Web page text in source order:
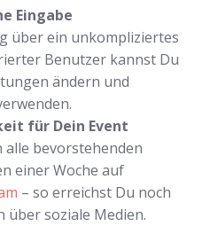
Eingabe
über ein unkompliziertes
Benutzer kannst Du
ändern und
für Dein Event
bevorstehenden
einer Woche auf
– so erreichst Du noch
über soziale Medien.